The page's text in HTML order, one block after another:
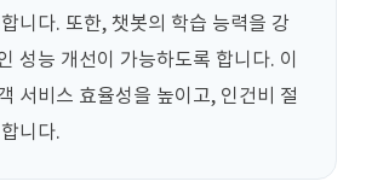
니다. 또한, 챗봇의 학습 능력을 강
성능 개선이 가능하도록 합니다. 이
서비스 효율성을 높이고, 인건비 절
니다.